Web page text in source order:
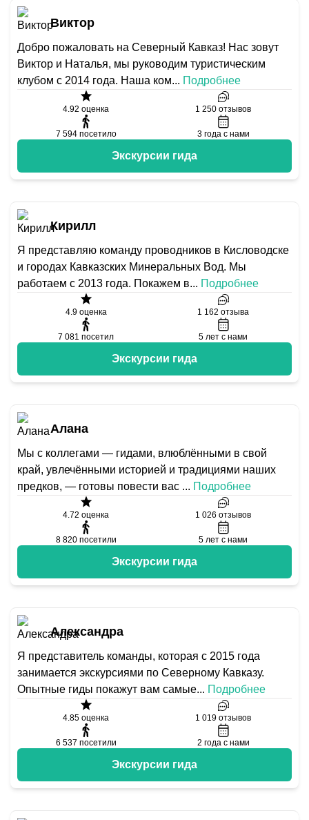
Виктор
Добро пожаловать на Северный Кавказ! Нас зовут
Виктор и Наталья, мы руководим туристическим
клубом с 2014 года. Наша ком... Подробнее
4.92 оценка 1 250 отзывов
7 594 посетило 3 года с нами
Экскурсии гида
Кирилл
Я представляю команду проводников в Кисловодске
и городах Кавказских Минеральных Вод. Мы
работаем с 2013 года. Покажем в... Подробнее
4.9оценка 1 162 отзыва
7 081 посетил 5 лет с нами
Экскурсии гида
Алана
Мы с коллегами — гидами, влюблёнными в свой
край, увлечёнными историей и традициями наших
предков, — готовы повести вас ... Подробнее
4.72 оценка 1 026 отзывов
8 820 посетили 5 лет с нами
Экскурсии гида
Александра
Я представитель команды, которая с 2015 года
занимается экскурсиями по Северному Кавказу.
Опытные гиды покажут вам самые... Подробнее
4.85 оценка 1 019 отзывов
6 537 посетили 2 года с нами
Экскурсии гида